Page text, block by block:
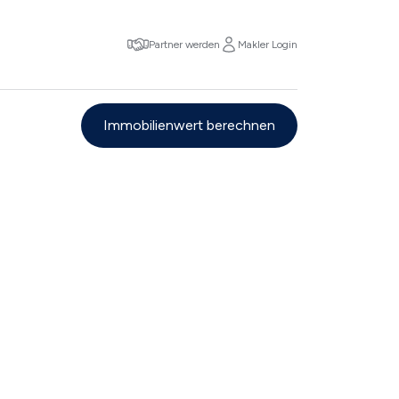
Partner werden Makler Login
Immobilienwert berechnen